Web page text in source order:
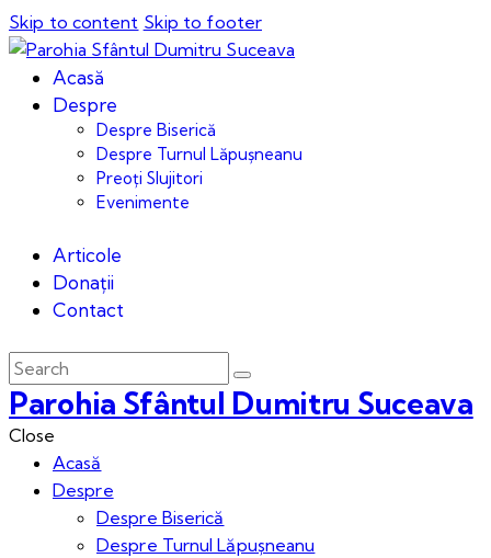
Skip to content Skip to footer
Acasă
Despre
Despre Biserică
Despre Turnul Lăpușneanu
Preoți Slujitori
Evenimente
Articole
Donații
Contact
Parohia Sfântul Dumitru Suceava
Close
Acasă
Despre
Despre Biserică
Despre Turnul Lăpușneanu